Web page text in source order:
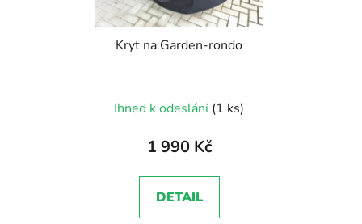
Kryt na Garden-rondo
Ihned k odeslání (1 ks)
1 990 Kč
DETAIL